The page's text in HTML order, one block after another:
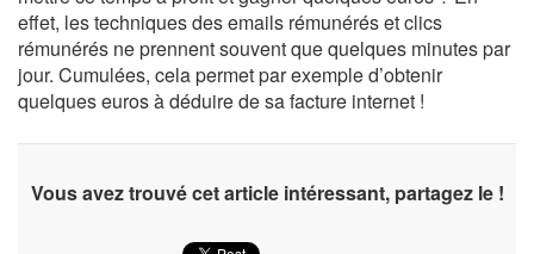
effet, les techniques des emails rémunérés et clics
rémunérés ne prennent souvent que quelques minutes par
jour. Cumulées, cela permet par exemple d’obtenir
quelques euros à déduire de sa facture internet !
Vous avez trouvé cet article intéressant, partagez le !